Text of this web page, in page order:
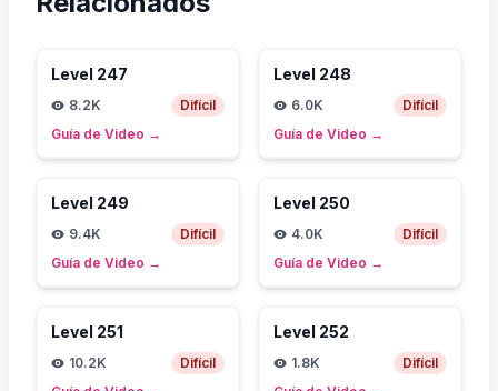
Level 247
8.2K
Difícil
Guía de Video →
Level 248
6.0K
Difícil
Guía de Video →
Level 249
9.4K
Difícil
Guía de Video →
Level 250
4.0K
Difícil
Guía de Video →
Level 251
10.2K
Difícil
Level 252
1.8K
Difícil